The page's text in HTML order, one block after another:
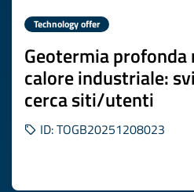
Technology offer
Geotermia
calore industriale:
cerca siti/utenti
ID: TOGB20251208023